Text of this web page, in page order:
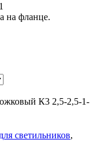
на фланце.
К3 2,5-2,5-1-
светильников,